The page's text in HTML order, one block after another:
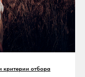
критерии отбора